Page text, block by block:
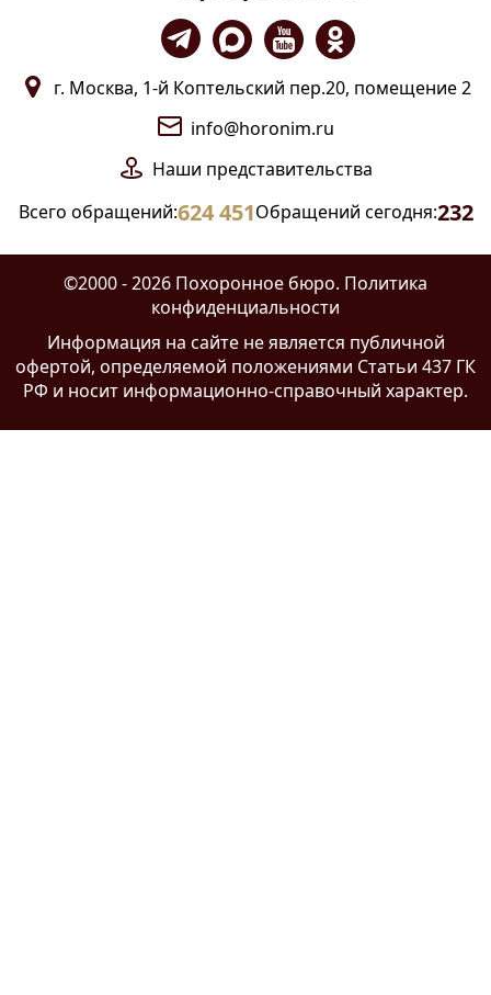
г. Москва, 1-й Коптельский пер.20, помещение 2
info@horonim.ru
Наши представительства
Всего обращений:624 451Обращений сегодня:232
©2000 - 2026 Похоронное бюро. Политика
конфиденциальности
Информация на сайте не является публичной
офертой, определяемой положениями Статьи 437 ГК
РФ и носит информационно-справочный характер.